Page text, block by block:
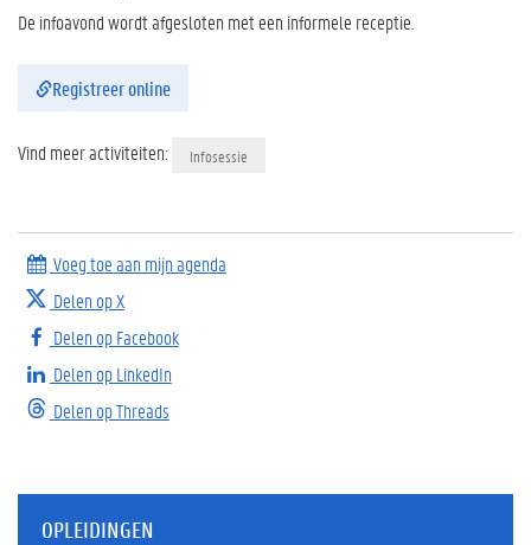
De infoavond wordt afgesloten met een informele receptie.
Registreer online
Vind meer activiteiten: Infosessie
Voeg toe aan mijn agenda
Delen op X
Delen op Facebook
Delen op LinkedIn
Delen op Threads
OPLEIDINGEN